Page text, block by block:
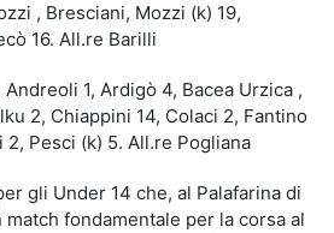
, Bresciani, Mozzi (k) 19,
16. All.re Barilli
1, Ardigò 4, Bacea Urzica ,
2, Chiappini 14, Colaci 2, Fantino
2, Pesci (k) 5. All.re Pogliana
gli Under 14 che, al Palafarina di
match fondamentale per la corsa al